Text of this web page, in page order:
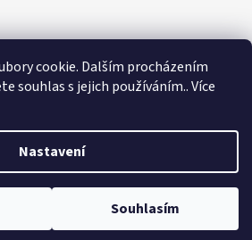
cookie. Dalším procházením
souhlas s jejich používáním.. Více
Nastavení
Souhlasím
šiju. Všechna práva vyhrazena.Upravit